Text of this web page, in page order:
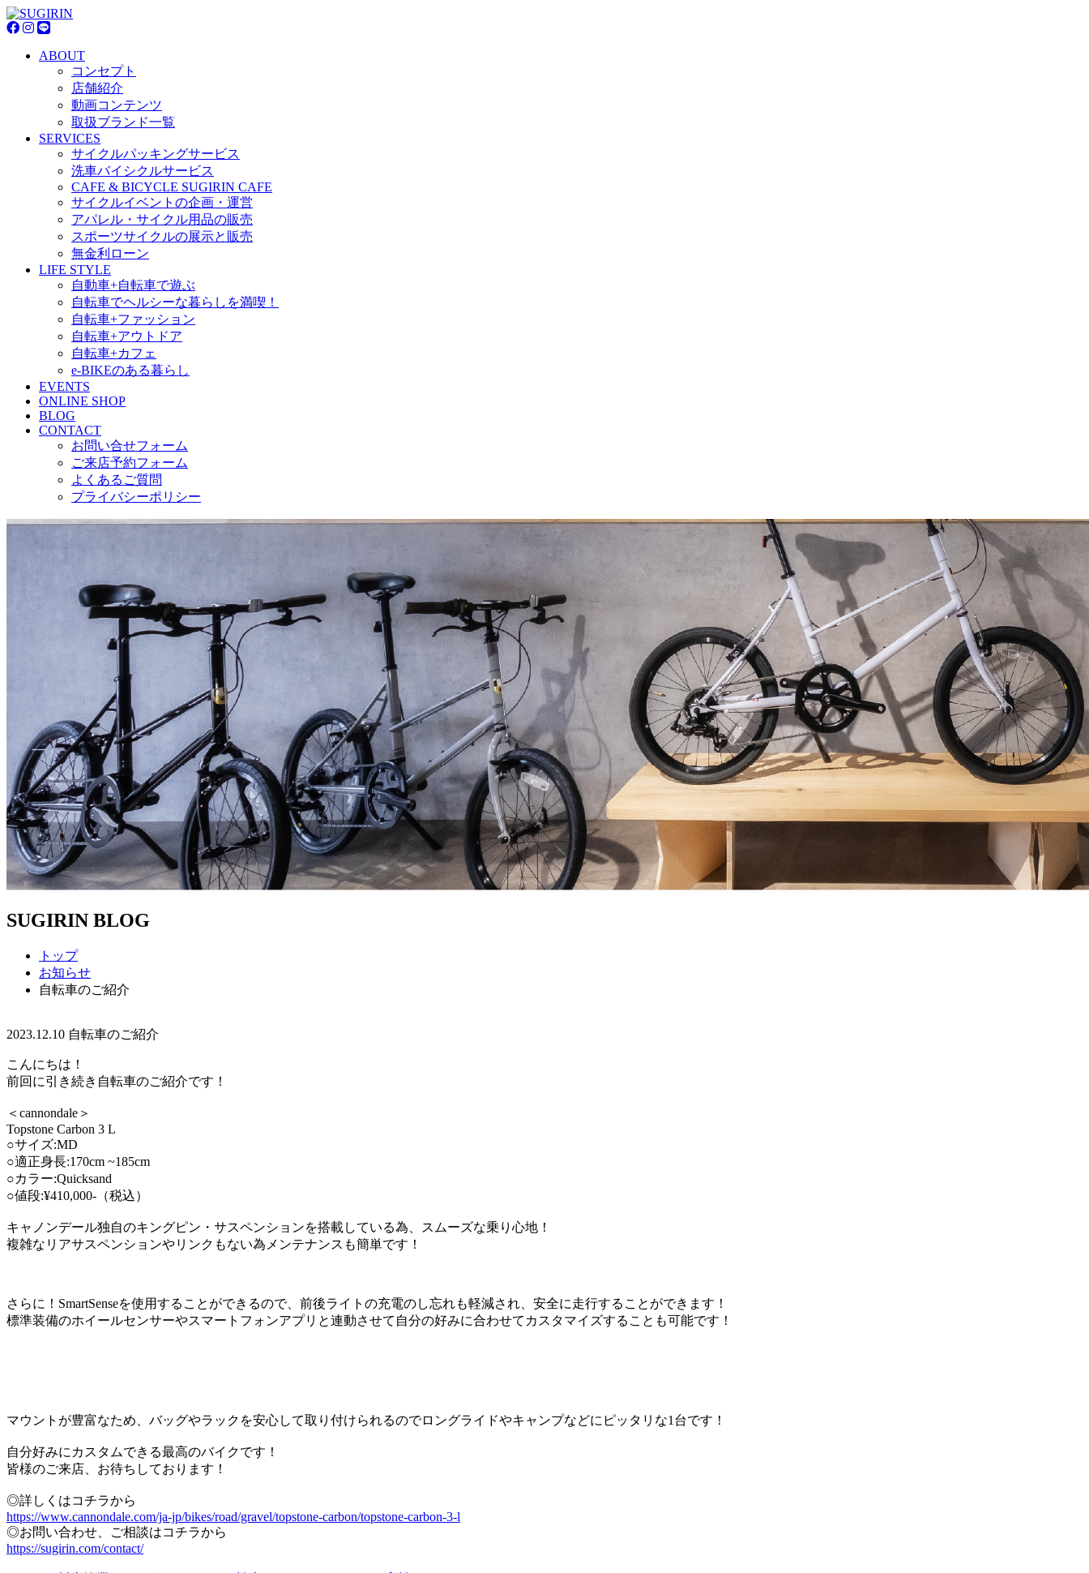
ABOUT
コンセプト
店舗紹介
動画コンテンツ
取扱ブランド一覧
SERVICES
サイクルパッキングサービス
洗車バイシクルサービス
CAFE & BICYCLE SUGIRIN CAFE
サイクルイベントの企画・運営
アパレル・サイクル用品の販売
スポーツサイクルの展示と販売
無金利ローン
LIFE STYLE
自動車+自転車で遊ぶ
自転車でヘルシーな暮らしを満喫！
自転車+ファッション
自転車+アウトドア
自転車+カフェ
e-BIKEのある暮らし
EVENTS
ONLINE SHOP
BLOG
CONTACT
お問い合せフォーム
ご来店予約フォーム
よくあるご質問
プライバシーポリシー
SUGIRIN BLOG
トップ
お知らせ
自転車のご紹介
2023.12.10 自転車のご紹介
こんにちは！
前回に引き続き自転車のご紹介です！
＜cannondale＞
Topstone Carbon 3 L
○サイズ:MD
○適正身長:170cm ~185cm
○カラー:Quicksand
○値段:¥410,000-（税込）
キャノンデール独自のキングピン・サスペンションを搭載している為、スムーズな乗り心地！
複雑なリアサスペンションやリンクもない為メンテナンスも簡単です！
さらに！SmartSenseを使用することができるので、前後ライトの充電のし忘れも軽減され、安全に走行することができます！
標準装備のホイールセンサーやスマートフォンアプリと連動させて自分の好みに合わせてカスタマイズすることも可能です！
マウントが豊富なため、バッグやラックを安心して取り付けられるのでロングライドやキャンプなどにピッタリな1台です！
自分好みにカスタムできる最高のバイクです！
皆様のご来店、お待ちしております！
◎詳しくはコチラから
https://www.cannondale.com/ja-jp/bikes/road/gravel/topstone-carbon/topstone-carbon-3-l
◎お問い合わせ、ご相談はコチラから
https://sugirin.com/contact/